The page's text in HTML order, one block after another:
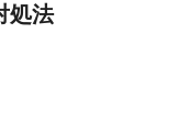
処法